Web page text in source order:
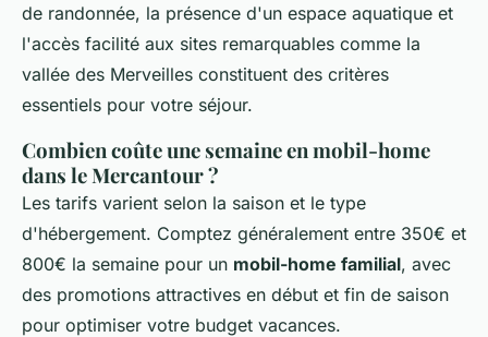
de randonnée, la présence d'un espace aquatique et
l'accès facilité aux sites remarquables comme la
vallée des Merveilles constituent des critères
essentiels pour votre séjour.
Combien coûte une semaine en mobil-home
dans le Mercantour ?
Les tarifs varient selon la saison et le type
d'hébergement. Comptez généralement entre 350€ et
800€ la semaine pour un mobil-home familial, avec
des promotions attractives en début et fin de saison
pour optimiser votre budget vacances.